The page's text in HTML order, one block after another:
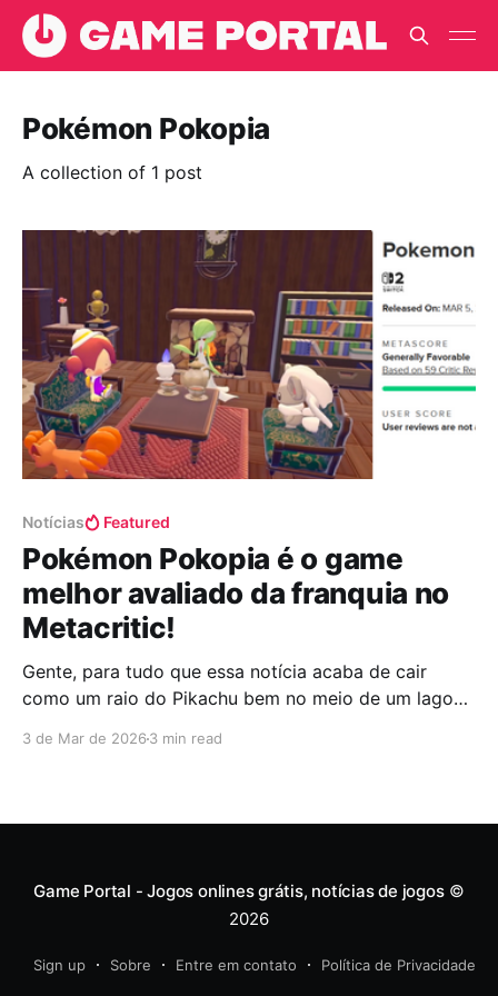
Pokémon Pokopia
A collection of 1 post
Notícias Featured
Pokémon Pokopia é o game
melhor avaliado da franquia no
Metacritic!
Gente, para tudo que essa notícia acaba de cair
como um raio do Pikachu bem no meio de um lago
3 de Mar de 2026 3 min read
Game Portal - Jogos onlines grátis, notícias de jogos©
2026
Sign up Sobre Entre em contato Política de Privacidade